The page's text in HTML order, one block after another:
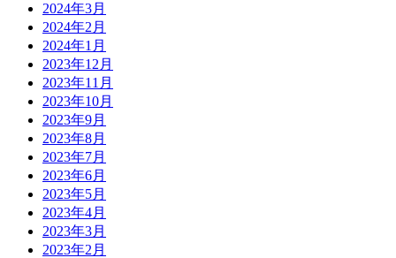
2024年3月
2024年2月
2024年1月
2023年12月
2023年11月
2023年10月
2023年9月
2023年8月
2023年7月
2023年6月
2023年5月
2023年4月
2023年3月
2023年2月